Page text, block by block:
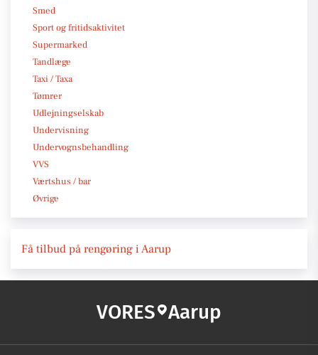
Smed
Sport og fritidsaktivitet
Supermarked
Tandlæge
Taxi / Taxa
Tømrer
Udlejningselskab
Undervisning
Undervognsbehandling
VVS
Værtshus / bar
Øvrige
Få tilbud på rengøring i Aarup
VORES Aarup